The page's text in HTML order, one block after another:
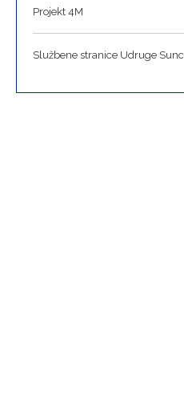
Projekt 4M
Službene stranice Udruge